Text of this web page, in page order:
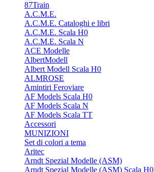
87Train
A.C.M.E.
A.C.M.E. Cataloghi e libri
A.C.M.E. Scala H0
A.C.M.E. Scala N
ACE Modelle
AlbertModell
Albert Modell Scala H0
ALMROSE
Amintiri Feroviare
AF Models Scala H0
AF Models Scala N
AF Models Scala TT
Accessori
MUNIZIONI
Set di colori a tema
Aritec
Arndt Spezial Modelle (ASM)
Arndt Spezial Modelle (ASM) Scala H0